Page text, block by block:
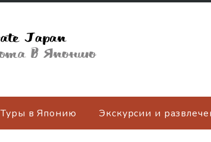
Туры в Японию Экскурсии и